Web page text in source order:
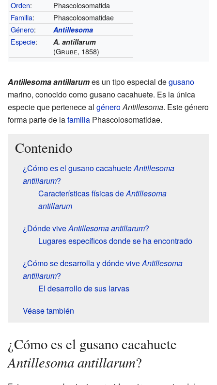
Orden:
Phascolosomatida
Familia:
Phascolosomatidae
Género: Antillesoma
Especie: A. antillarum
(Grube, 1858)
Antillesoma antillarumes un tipo especial degusano
marino, conocido como gusano cacahuete. Es la única
especie que pertenece al géneroAntillesoma. Este género
forma parte de lafamilia Phascolosomatidae.
Contenido
¿Cómo es el gusano cacahueteAntillesoma
antillarum?
Características físicas deAntillesoma
antillarum
¿Dónde viveAntillesoma antillarum?
Lugares específicos donde se ha encontrado
¿Cómo se desarrolla y dónde viveAntillesoma
antillarum?
El desarrollo de sus larvas
Véase también
¿Cómo es el gusano cacahuete
Antillesoma antillarum?